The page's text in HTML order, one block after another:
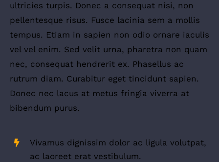
ultricies turpis. Donec a consequat nisi, non
pellentesque risus. Fusce lacinia sem a mollis
tempus. Etiam in sapien non odio ornare iaculis
vel vel enim. Sed velit urna, pharetra non quam
nec, consequat hendrerit ex. Phasellus ac
rutrum diam. Curabitur eget tincidunt sapien.
Donec nec lacus at metus fringia viverra at
bibendum purus.
Vivamus dignissim dolor ac ligula volutpat,
ac laoreet erat vestibulum.